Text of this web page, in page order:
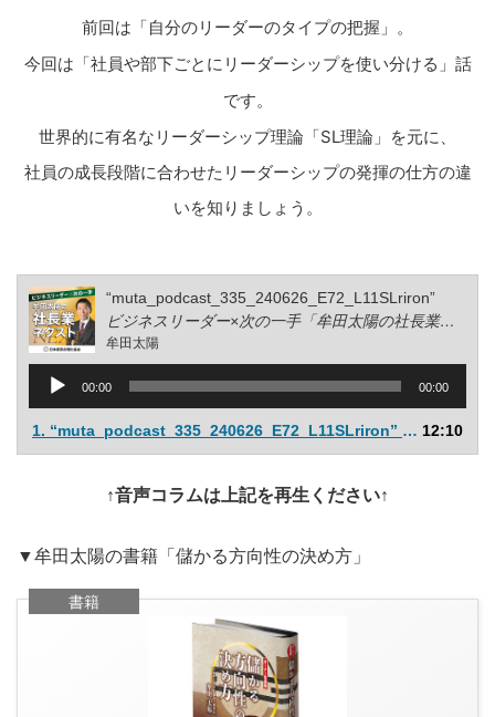
前回は「自分のリーダーのタイプの把握」。
今回は「社員や部下ごとにリーダーシップを使い分ける」話
です。
世界的に有名なリーダーシップ理論「SL理論」を元に、
社員の成長段階に合わせたリーダーシップの発揮の仕方の違
いを知りましょう。
“muta_podcast_335_240626_E72_L11SLriron”
ビジネスリーダー×次の一手「牟田太陽の社長業ネクスト」
牟田太陽
レ
00:00 00:00
1. “muta_podcast_335_240626_E72_L11SLriron” — 牟田太陽
12:10
↑音声コラムは上記を再生ください↑
▼牟田太陽の書籍「儲かる方向性の決め方」
書籍